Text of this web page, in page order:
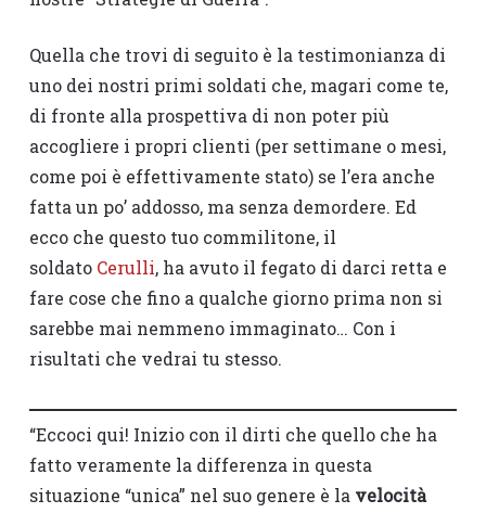
Quella che trovi di seguito è la testimonianza di
uno dei nostri primi soldati che, magari come te,
di fronte alla prospettiva di non poter più
accogliere i propri clienti (per settimane o mesi,
come poi è effettivamente stato) se l’era anche
fatta un po’ addosso, ma senza demordere. Ed
ecco che questo tuo commilitone, il
soldato Cerulli, ha avuto il fegato di darci retta e
fare cose che fino a qualche giorno prima non si
sarebbe mai nemmeno immaginato… Con i
risultati che vedrai tu stesso.
“Eccoci qui! Inizio con il dirti che quello che ha
fatto veramente la differenza in questa
situazione “unica” nel suo genere è la velocità